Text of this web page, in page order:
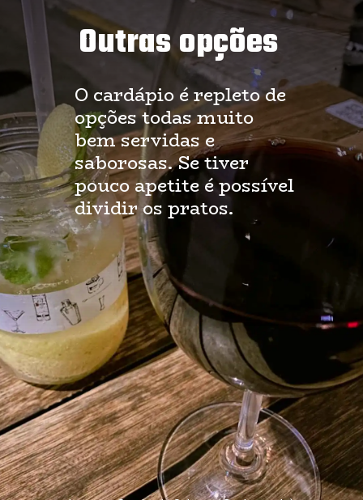
Outras opções
O cardápio é repleto de
opções todas muito
bem servidas e
saborosas. Se tiver
pouco apetite é possível
dividir os pratos.